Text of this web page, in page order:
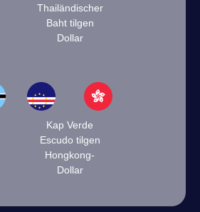
Thailändischer
Baht tilgen
Dollar
Kap Verde
Escudo tilgen
Hongkong-
Dollar